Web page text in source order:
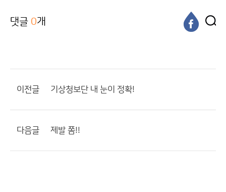
댓글 0개
이전글 기상청보단 내 눈이 정확!
다음글 제발 쫌!!